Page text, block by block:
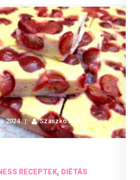
2024 Szaszkó Andi
RECEPTEK, DIÉTÁS